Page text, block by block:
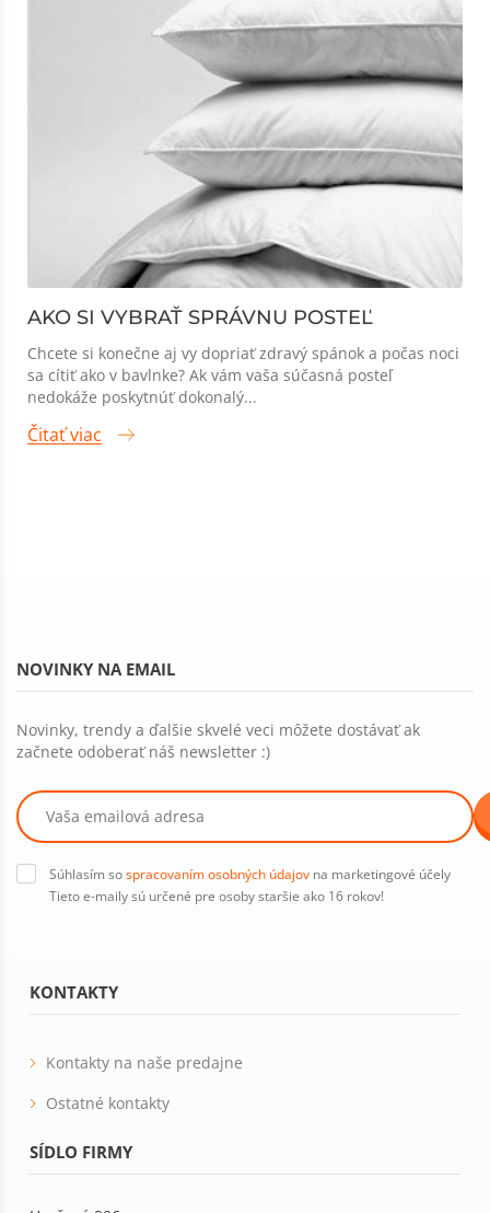
AKO SI VYBRAŤ SPRÁVNU POSTEĽ
Chcete si konečne aj vy dopriať zdravý spánok a počas noci
sa cítiť ako v bavlnke? Ak vám vaša súčasná posteľ
nedokáže poskytnúť dokonalý...
Čitať viac
KONTAKTY
Kontakty na naše predajne
Ostatné kontakty
SÍDLO FIRMY
NOVINKY NA EMAIL
Novinky, trendy a ďalšie skvelé veci môžete dostávať ak
začnete odoberať náš newsletter :)
Súhlasím sospracovaním osobných údajov na marketingové účely
Tieto e-maily sú určené pre osoby staršie ako 16 rokov!